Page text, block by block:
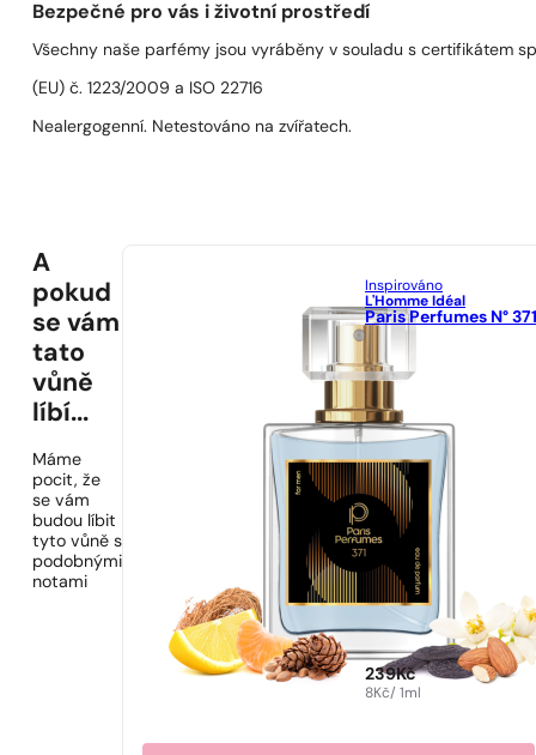
Bezpečné pro vás i životní prostředí
Všechny naše parfémy jsou vyráběny v souladu s certifikátem
(EU) č. 1223/2009 a ISO 22716
Nealergogenní. Netestováno na zvířatech.
A
pokud
se vám
tato
vůně
líbí...
Máme
pocit, že
se vám
budou líbit
tyto vůně s
podobnými
notami
Inspirováno
L'Homme Idéal
Paris Perfumes N°
239Kč
8Kč/ 1ml